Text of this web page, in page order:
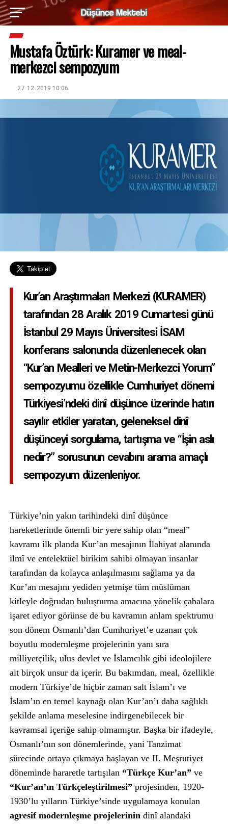
Mustafa Öztürk: Kuramer ve meal-
merkezci sempozyum
27-12-2019 10:06
Kur’an Araştırmaları Merkezi (KURAMER)
tarafından 28 Aralık 2019 Cumartesi günü
İstanbul 29 Mayıs Üniversitesi İSAM
konferans salonunda düzenlenecek olan
“Kur’an Mealleri ve Metin-Merkezci Yorum”
sempozyumu özellikle Cumhuriyet dönemi
Türkiyesi’ndeki dinî düşünce üzerinde hatırı
sayılır etkiler yaratan, geleneksel dinî
düşünceyi sorgulama, tartışma ve “İşin aslı
nedir?” sorusunun cevabını arama amaçlı
sempozyum düzenleniyor.
Türkiye’nin yakın tarihindeki dinî düşünce
hareketlerinde önemli bir yere sahip olan “meal”
kavramı ilk planda Kur’an mesajının İlahiyat alanında
ilmî ve entelektüel birikim sahibi olmayan insanlar
tarafından da kolayca anlaşılmasını sağlama ya da
Kur’an mesajını yediden yetmişe tüm müslüman
kitleyle doğrudan buluşturma amacına yönelik çabalara
işaret ediyor görünse de bu kavramın anlam spektrumu
son dönem Osmanlı’dan Cumhuriyet’e uzanan çok
boyutlu modernleşme projelerinin yanı sıra
milliyetçilik, ulus devlet ve İslamcılık gibi ideolojilere
ait birçok unsur da içerir. Bu bakımdan, meal, özellikle
modern Türkiye’de hiçbir zaman salt İslam’ı ve
İslam’ın en temel kaynağı olan Kur’an’ı daha sağlıklı
şekilde anlama meselesine indirgenebilecek bir
kavramsal içeriğe sahip olmamıştır. Başka bir ifadeyle,
Osmanlı’nın son dönemlerinde, yani Tanzimat
sürecinde ortaya çıkmaya başlayan ve II. Meşrutiyet
döneminde hararetle tartışılan “Türkçe Kur’an”ve
“Kur’an’ın Türkçeleştirilmesi”projesinden, 1920-
1930’lu yılların Türkiye’sinde uygulamaya konulan
agresif modernleşme projelerinin dinî alandaki